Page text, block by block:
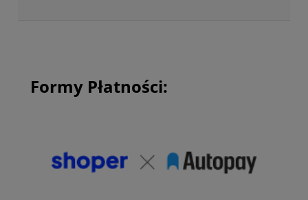
Formy Płatności: